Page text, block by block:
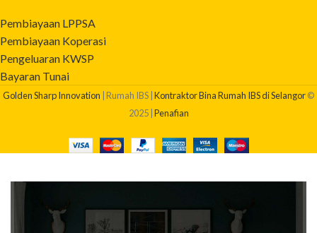
Pembiayaan LPPSA
Pembiayaan Koperasi
Pengeluaran KWSP
Bayaran Tunai
Golden Sharp Innovation | Rumah IBS | Kontraktor Bina Rumah IBS di Selangor©
2025 | Penafian